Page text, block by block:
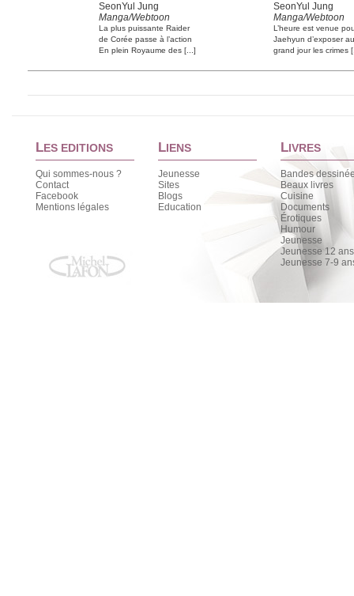
SeonYul Jung
Manga/Webtoon
La plus puissante Raider
de Corée passe à l’action
En plein Royaume des [...]
SeonYul Jung
Manga/Webtoon
L’heure est venue
Jaehyun d’exposer au
grand jour les crimes
LES EDITIONS
Qui sommes-nous ?
Contact
Facebook
Mentions légales
LIENS
Jeunesse
Sites
Blogs
Education
LIVRES
Bandes
Beaux livres
Cuisine
Documents
Érotiques
Humour
Jeunesse
Jeunesse 12
Jeunesse 7-9